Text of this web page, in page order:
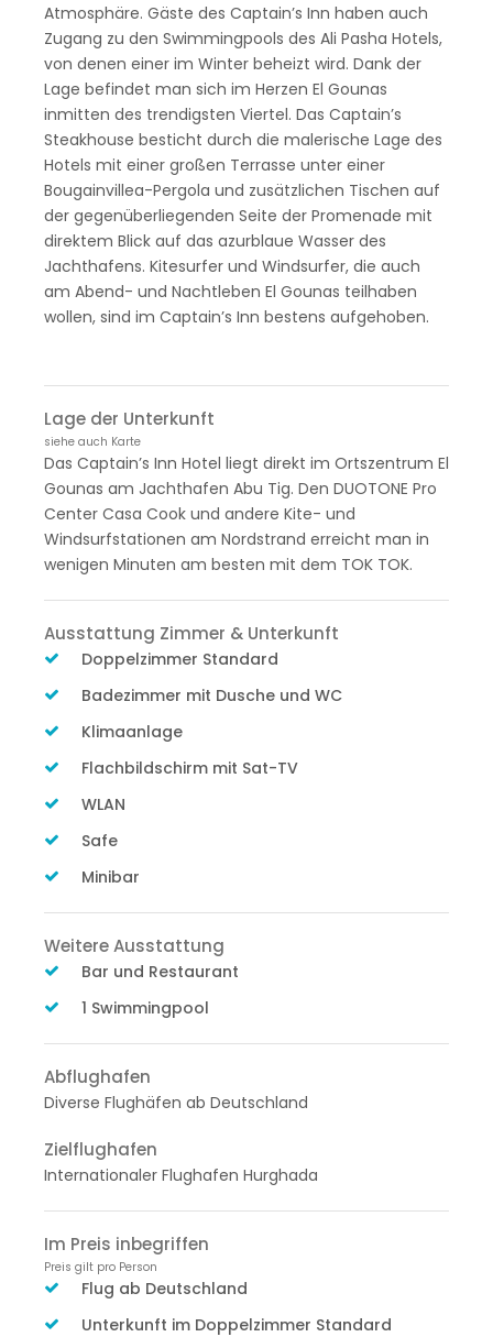
Atmosphäre. Gäste des Captain’s Inn haben auch
Zugang zu den Swimmingpools des Ali Pasha Hotels,
von denen einer im Winter beheizt wird. Dank der
Lage befindet man sich im Herzen El Gounas
inmitten des trendigsten Viertel. Das Captain’s
Steakhouse besticht durch die malerische Lage des
Hotels mit einer großen Terrasse unter einer
Bougainvillea-Pergola und zusätzlichen Tischen auf
der gegenüberliegenden Seite der Promenade mit
direktem Blick auf das azurblaue Wasser des
Jachthafens. Kitesurfer und Windsurfer, die auch
am Abend- und Nachtleben El Gounas teilhaben
wollen, sind im Captain’s Inn bestens aufgehoben.
Lage der Unterkunft
siehe auch Karte
Das Captain’s Inn Hotel liegt direkt im Ortszentrum El
Gounas am Jachthafen Abu Tig. Den DUOTONE Pro
Center Casa Cook und andere Kite- und
Windsurfstationen am Nordstrand erreicht man in
wenigen Minuten am besten mit dem TOK TOK.
Ausstattung Zimmer & Unterkunft
Doppelzimmer Standard
Badezimmer mit Dusche und WC
Klimaanlage
Flachbildschirm mit Sat-TV
WLAN
Safe
Minibar
Weitere Ausstattung
Bar und Restaurant
1 Swimmingpool
Abflughafen
Diverse Flughäfen ab Deutschland
Zielflughafen
Internationaler Flughafen Hurghada
Im Preis inbegriffen
Preis gilt pro Person
Flug ab Deutschland
Unterkunft im Doppelzimmer Standard